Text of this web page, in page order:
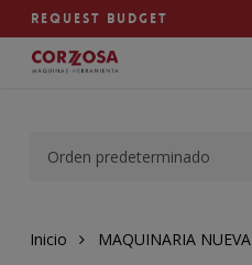
main
content
Request budget
Inicio MAQUINARIA NUEVA